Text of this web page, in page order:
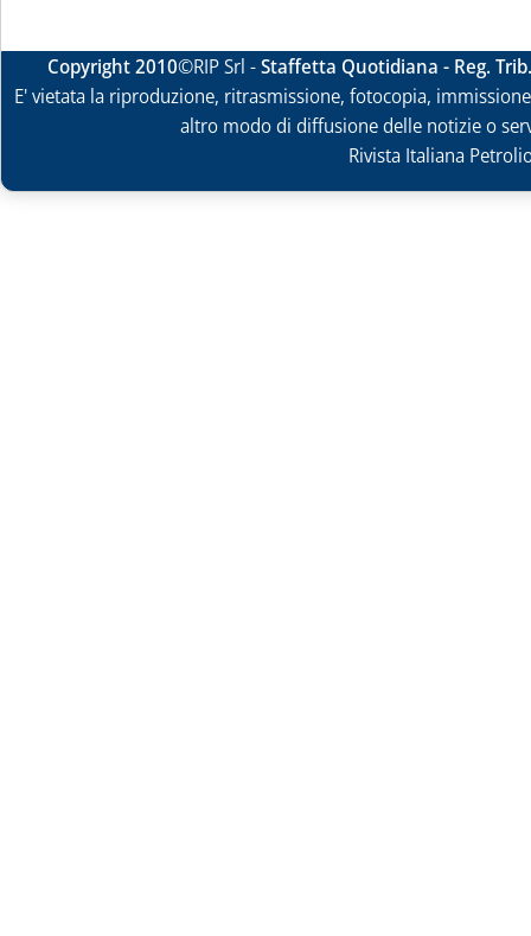
Copyright 2010©RIP Srl -Staffetta Quotidiana - Reg.
E' vietata la riproduzione, ritrasmissione, fotocopia,
altro modo di diffusione delle notizie o
Rivista Italiana